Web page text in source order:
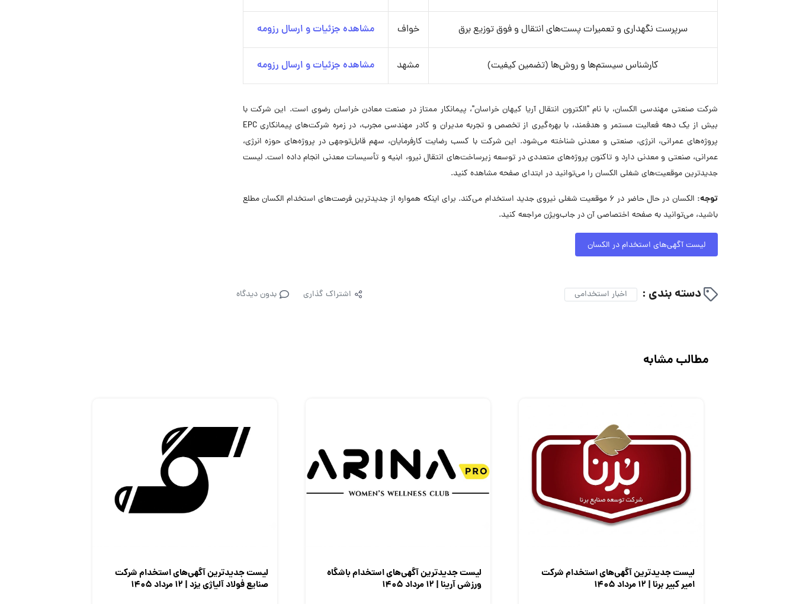
سرپرست نگهداری و تعمیرات پست‌های انتقال و فوق توزیع برق خواف مشاهده جزئیات و ارسال رزومه
کارشناس سیستم‌ها و روش‌ها (تضمین کیفیت) مشهد مشاهده جزئیات و ارسال رزومه
شرکت صنعتی مهندسی الکسان، با نام "الکترون انتقال آریا کیهان خراسان"، پیمانکار ممتاز در صنعت معادن خراسان رضوی است. این شرکت با
بیش از یک دهه فعالیت مستمر و هدفمند، با بهره‌گیری از تخصص و تجربه مدیران و کادر مهندسی مجرب، در زمره شرکت‌های پیمانکاری EPC
پروژه‌های عمرانی، انرژی، صنعتی و معدنی شناخته می‌شود. این شرکت با کسب رضایت کارفرمایان، سهم قابل‌توجهی در پروژه‌های حوزه انرژی،
عمرانی، صنعتی و معدنی دارد و تاکنون پروژه‌های متعددی در توسعه زیرساخت‌های انتقال نیرو، ابنیه و تأسیسات معدنی انجام داده است. لیست
جدیدترین موقعیت‌های شغلی الکسان را می‌توانید در ابتدای صفحه مشاهده کنید.
توجه:
الکسان در حال حاضر در ۶ موقعیت شغلی نیروی جدید استخدام می‌کند. برای اینکه همواره از جدیدترین فرصت‌های استخدام الکسان مطلع
باشید، می‌توانید به صفحه اختصاصی آن در جاب‌ویژن مراجعه کنید.
لیست آگهی‌های استخدام در الکسان
دسته بندی : اخبار استخدامی اشتراک گذاری بدون دیدگاه
مطالب مشابه
لیست جدیدترین آگهی‌های استخدام شرکت
امیر کبیر برنا | ۱۲ مرداد ۱۴۰۵
لیست جدیدترین آگهی‌های استخدام باشگاه
ورزشی آرینا | ۱۲ مرداد ۱۴۰۵
لیست جدیدترین آگهی‌های استخدام شرکت
صنایع فولاد آلیاژی یزد | ۱۲ مرداد ۱۴۰۵